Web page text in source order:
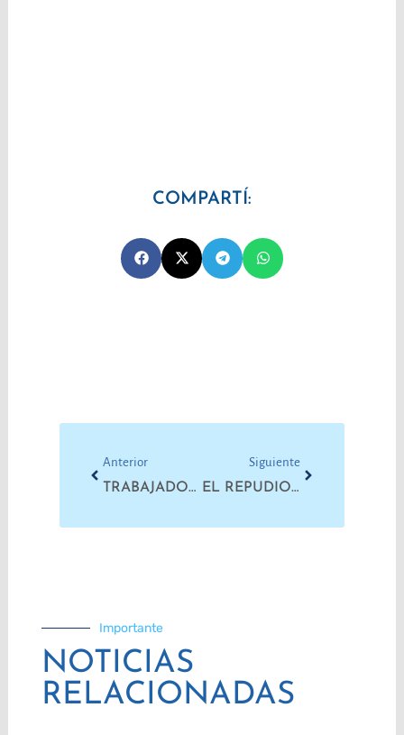
COMPARTÍ:
Anterior
TRABAJADORXS EN EMERGENCIA
Siguiente
EL REPUDIO AL AJUSTE SE EXPRESÓ EN LAS CALLES
Importante
NOTICIAS
RELACIONADAS